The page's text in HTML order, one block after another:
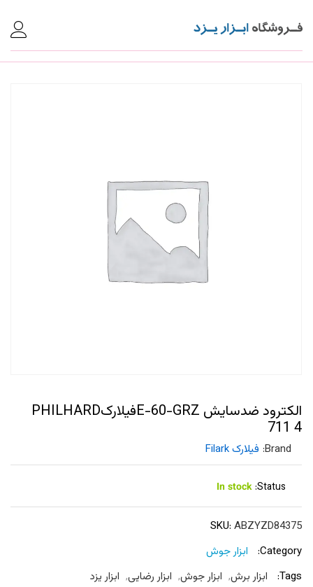
الکترود ضدسایش E-60-GRZفیلارکPHILHARD
711 4
Brand: فیلارک Filark
Status:
In stock
SKU: ABZYZD84375
Category:
ابزار جوش
Tags:
ابزار برش, ابزار جوش, ابزار رضایی, ابزار یزد